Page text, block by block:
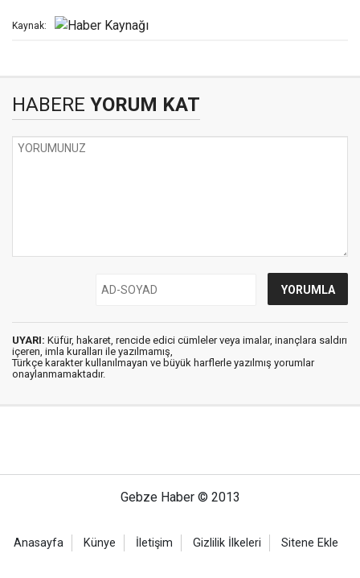
Kaynak:
HABERE YORUM KAT
UYARI: Küfür, hakaret, rencide edici cümleler veya imalar, inançlara saldırı
içeren, imla kuralları ile yazılmamış,
Türkçe karakter kullanılmayan ve büyük harflerle yazılmış yorumlar
onaylanmamaktadır.
Gebze Haber © 2013
Anasayfa Künye İletişim Gizlilik İlkeleri Sitene Ekle